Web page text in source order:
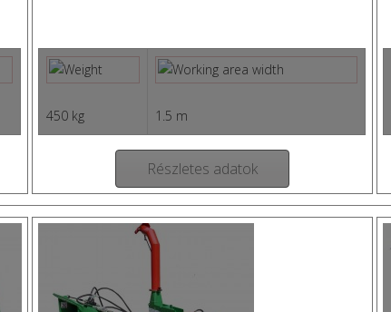
450 kg 1.5 m
Részletes adatok